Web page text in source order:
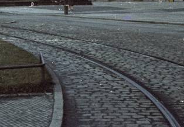
Budapest II.
(Mártírok útja), Keleti Károly utcai villamosmegálló.
1965 ·
Margit körút